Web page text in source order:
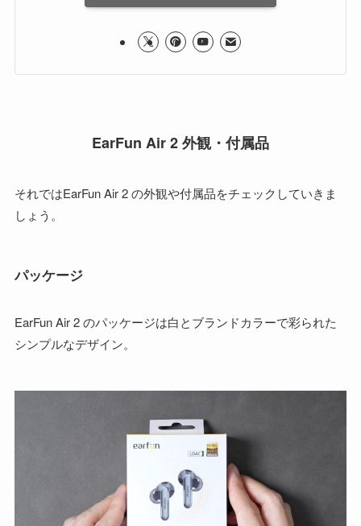
EarFun Air 2 外観・付属品
それではEarFun Air 2 の外観や付属品をチェックしていきま
しょう。
パッケージ
EarFun Air 2 のパッケージは白とブランドカラーで彩られた
シンプルなデザイン。